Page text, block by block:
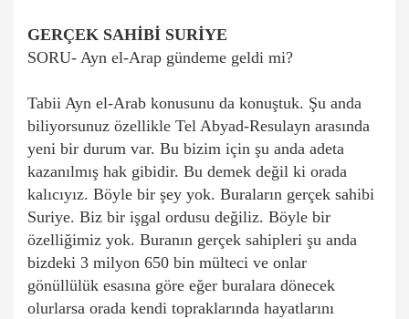
GERÇEK SAHİBİ SURİYE
SORU- Ayn el-Arap gündeme geldi mi?
Tabii Ayn el-Arab konusunu da konuştuk. Şu anda
biliyorsunuz özellikle Tel Abyad-Resulayn arasında
yeni bir durum var. Bu bizim için şu anda adeta
kazanılmış hak gibidir. Bu demek değil ki orada
kalıcıyız. Böyle bir şey yok. Buraların gerçek sahibi
Suriye. Biz bir işgal ordusu değiliz. Böyle bir
özelliğimiz yok. Buranın gerçek sahipleri şu anda
bizdeki 3 milyon 650 bin mülteci ve onlar
gönüllülük esasına göre eğer buralara dönecek
olurlarsa orada kendi topraklarında hayatlarını